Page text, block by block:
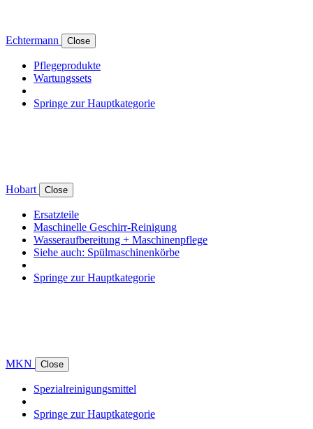
Echtermann Close
Pflegeprodukte
Wartungssets
Springe zur Hauptkategorie
Hobart Close
Ersatzteile
Maschinelle Geschirr-Reinigung
Wasseraufbereitung + Maschinenpflege
Siehe auch: Spülmaschinenkörbe
Springe zur Hauptkategorie
MKN Close
Spezialreinigungsmittel
Springe zur Hauptkategorie